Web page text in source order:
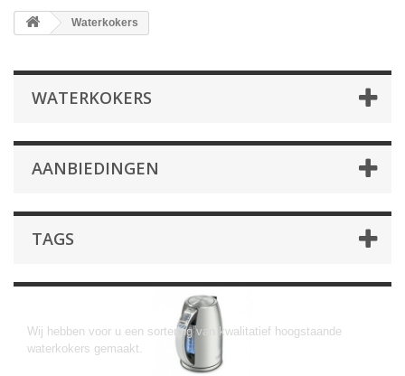
Waterkokers
WATERKOKERS
AANBIEDINGEN
TAGS
Wij hebben voor u een sortering van kwalitatief hoogstaande
waterkokers gemaakt.